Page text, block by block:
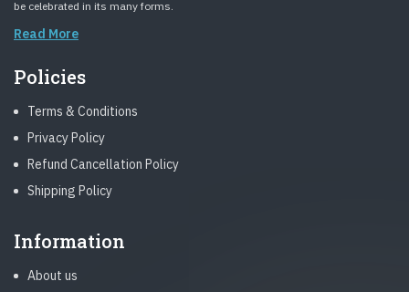
be celebrated in its many forms.
Read More
Policies
Terms & Conditions
Privacy Policy
Refund Cancellation Policy
Shipping Policy
Information
About us